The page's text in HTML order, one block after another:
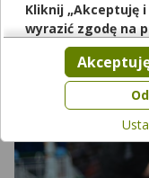
Kliknij „Akceptuję
wyrazić zgodę na
partnerów
Pamiętaj, że
zgodę możesz w
zgodę na
celach. Jeżeli
przeprowadzić
dokonać za pomocą